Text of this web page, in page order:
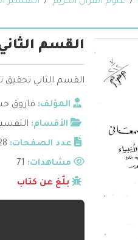
القسم
القسم الثاني
المؤلف: فاروق
الأقسام:
عدد الصفحات:
مشاهدات:
بلّغ عن كتاب